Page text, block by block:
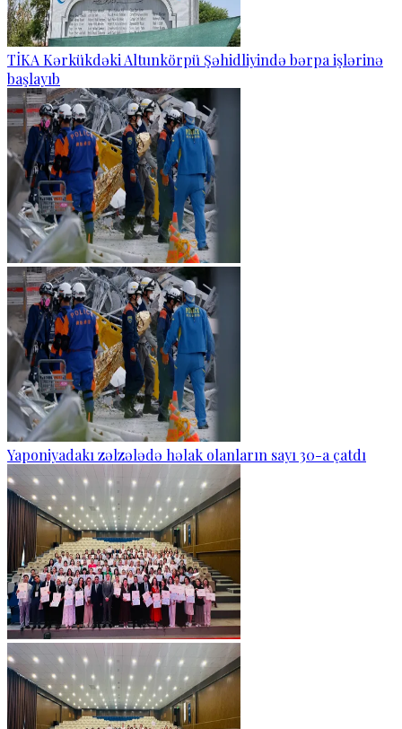
TİKA Kərkükdəki Altunkörpü Şəhidliyində bərpa işlərinə
başlayıb
Yaponiyadakı zəlzələdə həlak olanların sayı 30-a çatdı